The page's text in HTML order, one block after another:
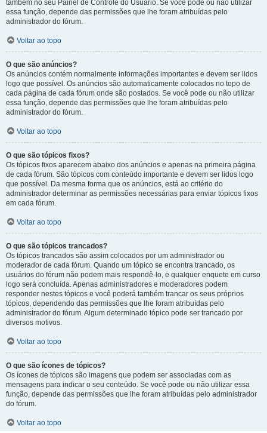
também no seu Painel de Controle do Usuário. Se você pode ou não utilizar
essa função, depende das permissões que lhe foram atribuídas pelo
administrador do fórum.
Voltar ao topo
O que são anúncios?
Os anúncios contém normalmente informações importantes e devem ser lidos
logo que possível. Os anúncios são automaticamente colocados no topo de
cada página de cada fórum onde são postados. Se você pode ou não utilizar
essa função, depende das permissões que lhe foram atribuídas pelo
administrador do fórum.
Voltar ao topo
O que são tópicos fixos?
Os tópicos fixos aparecem abaixo dos anúncios e apenas na primeira página
de cada fórum. São tópicos com conteúdo importante e devem ser lidos logo
que possível. Da mesma forma que os anúncios, está ao critério do
administrador determinar as permissões necessárias para enviar tópicos fixos
em cada fórum.
Voltar ao topo
O que são tópicos trancados?
Os tópicos trancados são assim colocados por um administrador ou
moderador de cada fórum. Quando um tópico se encontra trancado, os
usuários do fórum não podem mais respondê-lo, e qualquer enquete em curso
logo será concluída. Apenas administradores e moderadores podem
responder nestes tópicos e você poderá também trancar os seus próprios
tópicos, dependendo das permissões que lhe foram atribuídas pelo
administrador do fórum. Algum determinado tópico pode ser trancado por
diversos motivos.
Voltar ao topo
O que são ícones de tópicos?
Os ícones de tópicos são imagens que podem ser associadas com as
mensagens para indicar o seu conteúdo. Se você pode ou não utilizar essa
função, depende das permissões que lhe foram atribuídas pelo administrador
do fórum.
Voltar ao topo